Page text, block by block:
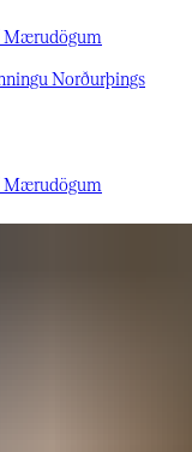
Mærudögum
Norðurþings
Mærudögum